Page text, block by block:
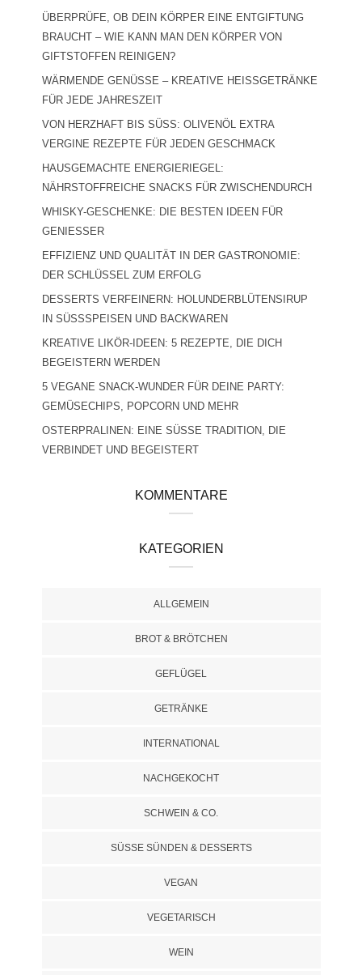
ÜBERPRÜFE, OB DEIN KÖRPER EINE ENTGIFTUNG
BRAUCHT – WIE KANN MAN DEN KÖRPER VON
GIFTSTOFFEN REINIGEN?
WÄRMENDE GENÜSSE – KREATIVE HEISSGETRÄNKE F
ÜR JEDE JAHRESZEIT
VON HERZHAFT BIS SÜSS: OLIVENÖL EXTRA V
ERGINE REZEPTE FÜR JEDEN GESCHMACK
HAUSGEMACHTE ENERGIERIEGEL:
NÄHRSTOFFREICHE SNACKS FÜR ZWISCHENDURCH
WHISKY-GESCHENKE: DIE BESTEN IDEEN FÜR
GENIESSER
EFFIZIENZ UND QUALITÄT IN DER GASTRONOMIE:
DER SCHLÜSSEL ZUM ERFOLG
DESSERTS VERFEINERN: HOLUNDERBLÜTENSIRUP
IN SÜSSSPEISEN UND BACKWAREN
KREATIVE LIKÖR-IDEEN: 5 REZEPTE, DIE DICH
BEGEISTERN WERDEN
5 VEGANE SNACK-WUNDER FÜR DEINE PARTY:
GEMÜSECHIPS, POPCORN UND MEHR
OSTERPRALINEN: EINE SÜSSE TRADITION, DIE V
ERBINDET UND BEGEISTERT
KOMMENTARE
KATEGORIEN
ALLGEMEIN
BROT & BRÖTCHEN
GEFLÜGEL
GETRÄNKE
INTERNATIONAL
NACHGEKOCHT
SCHWEIN & CO.
SÜSSE SÜNDEN & DESSERTS
VEGAN
VEGETARISCH
WEIN